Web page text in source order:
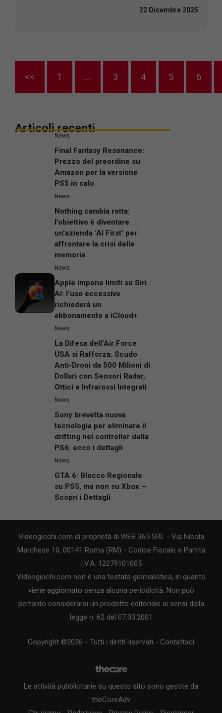
22 Dicembre 2025
<< 1 … 3 4 5 6
Articoli recenti
News
Final Fantasy Resonance:
Prezzo del preordine su
Amazon per la versione
PS5 in calo
News
Nothing cambia rotta:
l’obiettivo è diventare
un’azienda ‘AI First’ per
affrontare la crisi delle
memorie
News
Apple impone limiti su Siri
AI: l’uso eccessivo
richiederà un
abbonamento a iCloud+
News
La Difesa dell’Air Force
USA si Rafforza: Scudo
Anti-Droni da 500 Milioni di
Dollari con Sensori Radar,
Ottici e Infrarossi Integrati
News
Sony brevetta nuova
tecnologia per eliminare il
drifting nel controller della
PS6: ecco i dettagli
News
GTA 6: Blocco Regionale
su PS5, ma non su Xbox –
Scopri i Dettagli
Videogiochi.com di proprietà di WEB 365 SRL - Via Nicola
Marchese 10, 00141 Roma (RM) - Codice Fiscale e Partita
I.V.A. 12279101005
Videogiochi.com non è una testata giornalistica, in quanto
viene aggiornato senza alcuna periodicità. Non può
pertanto considerarsi un prodotto editoriale ai sensi della
legge n. 62 del 07.03.2001
Copyright ©2026 - Tutti i diritti riservati - Contattaci
Le attività pubblicitarie su questo sito sono gestite da
theCoreAdv